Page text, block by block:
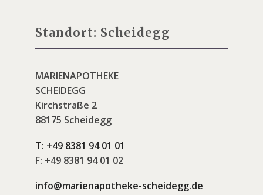
Standort: Scheidegg
MARIENAPOTHEKE
SCHEIDEGG
Kirchstraße 2
88175 Scheidegg
T: +49 8381 94 01 01
F: +49 8381 94 01 02
info@marienapotheke-scheidegg.de